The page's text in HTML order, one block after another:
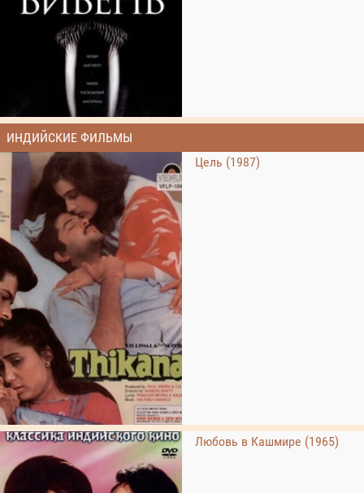
ИНДИЙСКИЕ ФИЛЬМЫ
Цель (1987)
Любовь в Кашмире (1965)